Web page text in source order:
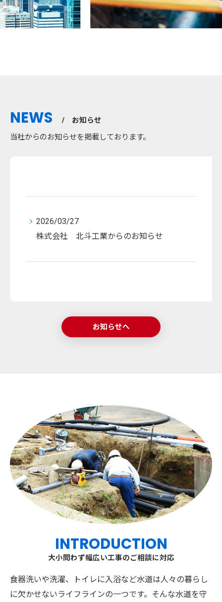
NEWS お知らせ
当社からのお知らせを掲載しております。
2026/03/27
株式会社 北斗工業からのお知らせ
お知らせへ
INTRODUCTION
大小問わず幅広い工事のご相談に対応
食器洗いや洗濯、トイレに入浴など水道は人々の暮らし
に欠かせないライフラインの一つです。そんな水道を守